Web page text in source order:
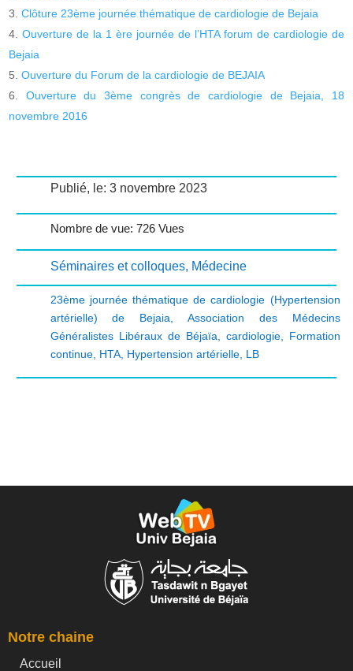
Clôture 23ème journée thématique de cardiologie de Bejaia
Ouverture de la 1 ère journée de l’HTA forum de cardiologie de
Bejaia
Ouverture du Forum de la cardiologie de BEJAIA
Ouverture du 3ème congrès de cardiologie de Bejaia, 18
novembre 2016
Publié, le: 3 novembre 2023
Nombre de vue: 726 Vues
Séminaires et colloques, Médecine
23ème journée thématique de cardiologie (Hypertension
artérielle) de Bejaia
Association des Médecins
Généralistes Libéraux de Béjaïa
cardiologie, Formation
continue, HTA, Hypertension artérielle, LB
Notre chaine
Accueil